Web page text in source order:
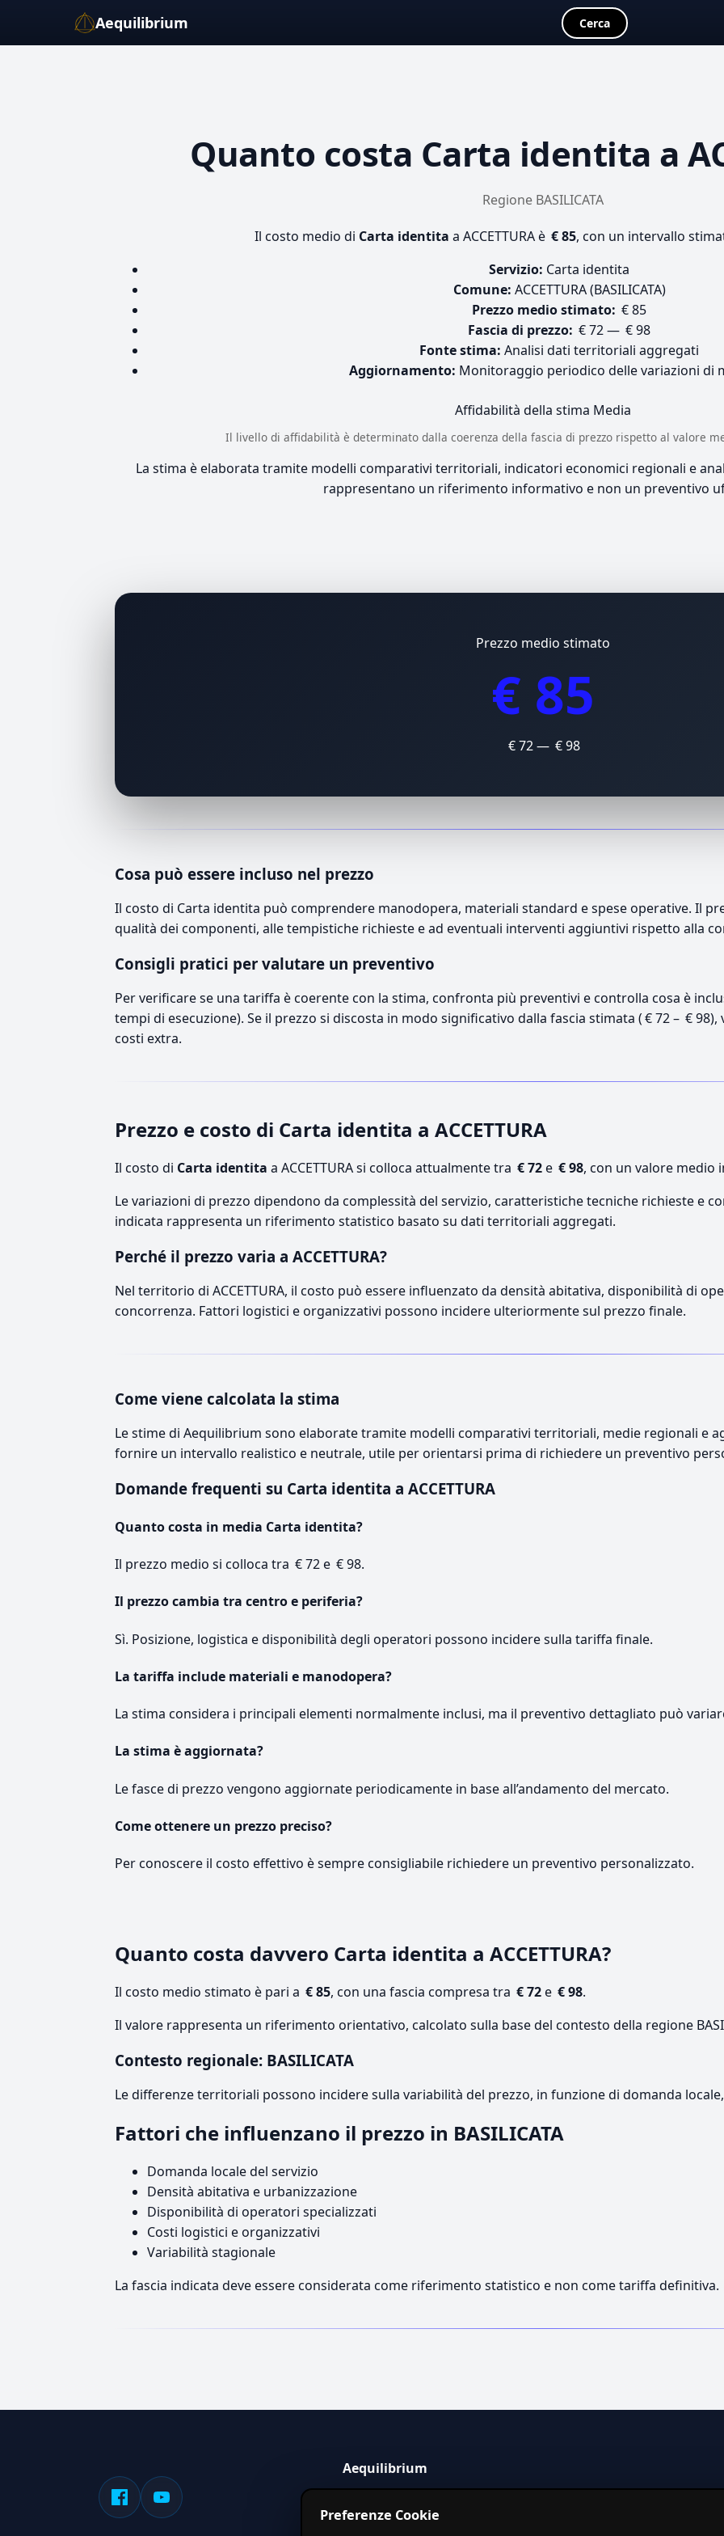
Aequilibrium Cerca
Quanto costa Carta identita a
Regione BASILICATA
Il costo medio di Carta identita a ACCETTURA è € 85, con un intervallo
Servizio: Carta identita
Comune: ACCETTURA (BASILICATA)
Prezzo medio stimato: € 85
Fascia di prezzo: € 72 — € 98
Fonte stima: Analisi dati territoriali aggregati
Aggiornamento: Monitoraggio periodico delle variazioni di
Affidabilità della stima Media
Il livello di affidabilità è determinato dalla coerenza della fascia di prezzo rispetto al valore
La stima è elaborata tramite modelli comparativi territoriali, indicatori economici regionali e
rappresentano un riferimento informativo e non un preventivo
Prezzo medio stimato
€ 85
€ 72 — € 98
Cosa può essere incluso nel prezzo
Il costo di Carta identita può comprendere manodopera, materiali standard e spese operative. Il
qualità dei componenti, alle tempistiche richieste e ad eventuali interventi aggiuntivi rispetto alla
Consigli pratici per valutare un preventivo
Per verificare se una tariffa è coerente con la stima, confronta più preventivi e controlla cosa è
tempi di esecuzione). Se il prezzo si discosta in modo significativo dalla fascia stimata ( € 72 – €
costi extra.
Prezzo e costo di Carta identita a ACCETTURA
Il costo di Carta identita a ACCETTURA si colloca attualmente tra € 72e € 98, con un valore medio
Le variazioni di prezzo dipendono da complessità del servizio, caratteristiche tecniche richieste e
indicata rappresenta un riferimento statistico basato su dati territoriali aggregati.
Perché il prezzo varia a ACCETTURA?
Nel territorio di ACCETTURA, il costo può essere influenzato da densità abitativa, disponibilità di
concorrenza. Fattori logistici e organizzativi possono incidere ulteriormente sul prezzo finale.
Come viene calcolata la stima
Le stime di Aequilibrium sono elaborate tramite modelli comparativi territoriali, medie regionali e
fornire un intervallo realistico e neutrale, utile per orientarsi prima di richiedere un preventivo
Domande frequenti su Carta identita a ACCETTURA
Quanto costa in media Carta identita?
Il prezzo medio si colloca tra € 72 e € 98.
Il prezzo cambia tra centro e periferia?
Sì. Posizione, logistica e disponibilità degli operatori possono incidere sulla tariffa finale.
La tariffa include materiali e manodopera?
La stima considera i principali elementi normalmente inclusi, ma il preventivo dettagliato può
La stima è aggiornata?
Le fasce di prezzo vengono aggiornate periodicamente in base all’andamento del mercato.
Come ottenere un prezzo preciso?
Per conoscere il costo effettivo è sempre consigliabile richiedere un preventivo personalizzato.
Quanto costa davvero Carta identita a ACCETTURA?
Il costo medio stimato è pari a € 85, con una fascia compresa tra € 72e € 98.
Il valore rappresenta un riferimento orientativo, calcolato sulla base del contesto della regione
Contesto regionale: BASILICATA
Le differenze territoriali possono incidere sulla variabilità del prezzo, in funzione di domanda
Fattori che influenzano il prezzo in BASILICATA
Domanda locale del servizio
Densità abitativa e urbanizzazione
Disponibilità di operatori specializzati
Costi logistici e organizzativi
Variabilità stagionale
La fascia indicata deve essere considerata come riferimento statistico e non come tariffa definitiva.
Aequilibrium
servizi in Italia.
Preferenze Cookie